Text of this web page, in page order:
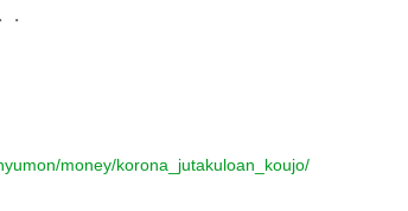
money/korona_jutakuloan_koujo/